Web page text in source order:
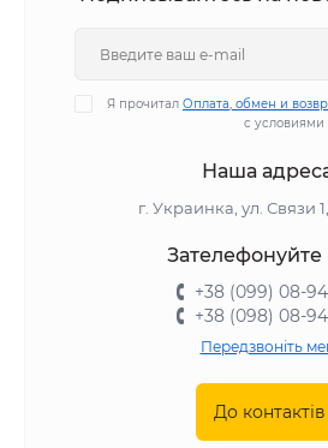
Я прочитал Оплата, обмен и
с условиями
Наша
г. Украинка, ул. Связи
Зателефонуйте
+38 (099) 08-
+38 (098) 08-
Передзвоніть
До контактів